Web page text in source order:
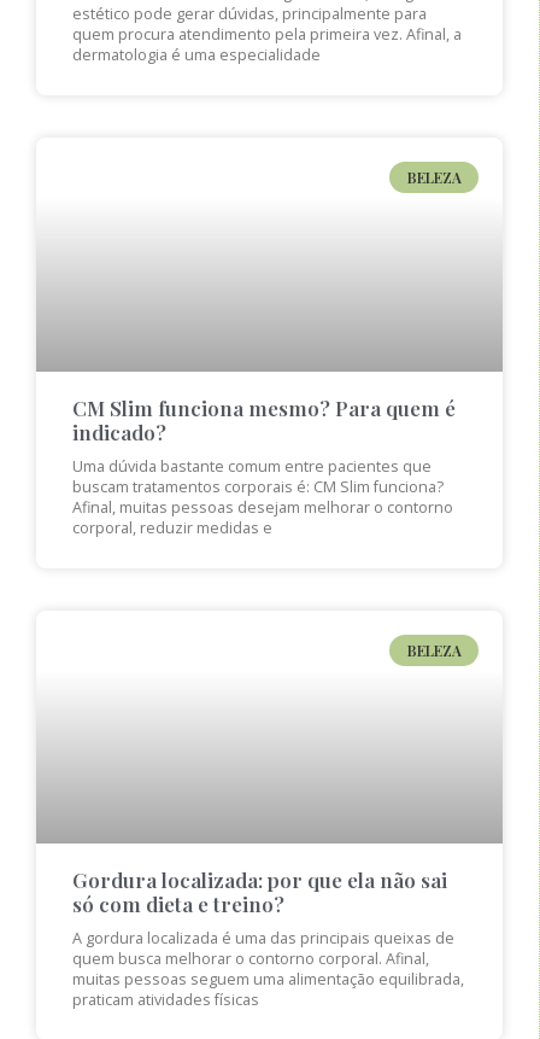
estético pode gerar dúvidas, principalmente para
quem procura atendimento pela primeira vez. Afinal, a
dermatologia é uma especialidade
BELEZA
CM Slim funciona mesmo? Para quem é
indicado?
Uma dúvida bastante comum entre pacientes que
buscam tratamentos corporais é: CM Slim funciona?
Afinal, muitas pessoas desejam melhorar o contorno
corporal, reduzir medidas e
BELEZA
Gordura localizada: por que ela não sai
só com dieta e treino?
A gordura localizada é uma das principais queixas de
quem busca melhorar o contorno corporal. Afinal,
muitas pessoas seguem uma alimentação equilibrada,
praticam atividades físicas